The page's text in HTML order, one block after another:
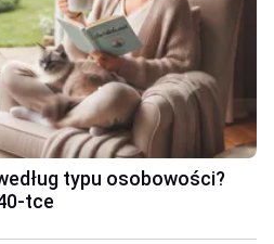
typu osobowości?
tce